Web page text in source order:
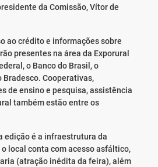
da Comissão, Vítor de
ao crédito e informações sobre
presentes na área da Exporural
o Banco do Brasil, o
Bradesco. Cooperativas,
de ensino e pesquisa, assistência
também estão entre os
edição é a infraestrutura da
o local conta com acesso asfáltico,
(atração inédita da feira), além